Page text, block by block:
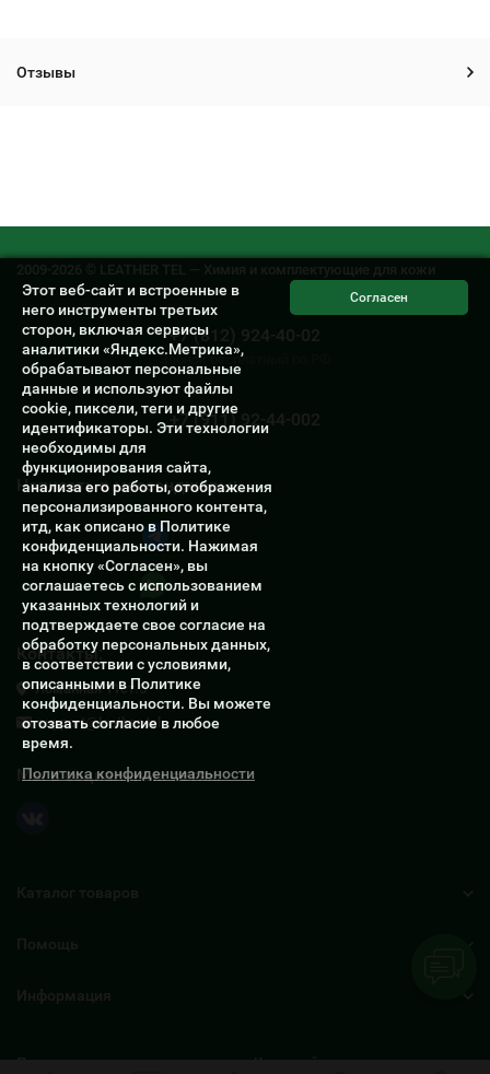
Отзывы
2009-2026 © LEATHER TEL — Химия и комплектующие для кожи
+7 (812) 924-40-02
Звонок бесплатный по РФ
+7 (911) 92-44-002
Написать в мессенджеры:
Написать в Telegram
Написать в Whatsapp
Контакты:
Ломанная 11ст.5
support@leather.tel
Мы в социальных сетях:
Каталог товаров
Помощь
Информация
Политика персональных данных Карта сайта
Этот веб-сайт и встроенные в
него инструменты третьих
сторон, включая сервисы
аналитики «Яндекс.Метрика»,
обрабатывают персональные
данные и используют файлы
cookie, пиксели, теги и другие
идентификаторы. Эти технологии
необходимы для
функционирования сайта,
анализа его работы, отображения
персонализированного контента,
итд, как описано в Политике
конфиденциальности. Нажимая
на кнопку «Согласен», вы
соглашаетесь с использованием
указанных технологий и
подтверждаете свое согласие на
обработку персональных данных,
в соответствии с условиями,
описанными в Политике
конфиденциальности. Вы можете
отозвать согласие в любое
время.
Политика конфиденциальности